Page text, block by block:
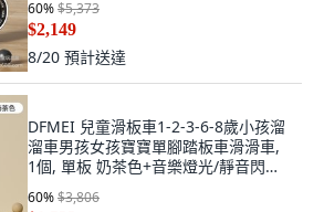
60%$5,373
$2,149
8/20 預計送達
DFMEI 兒童滑板車1-2-3-6-8歲小孩溜
溜車男孩女孩寶寶單腳踏板車滑滑車,
1個, 單板 奶茶色+音樂燈光/靜音閃光
60%$3,806